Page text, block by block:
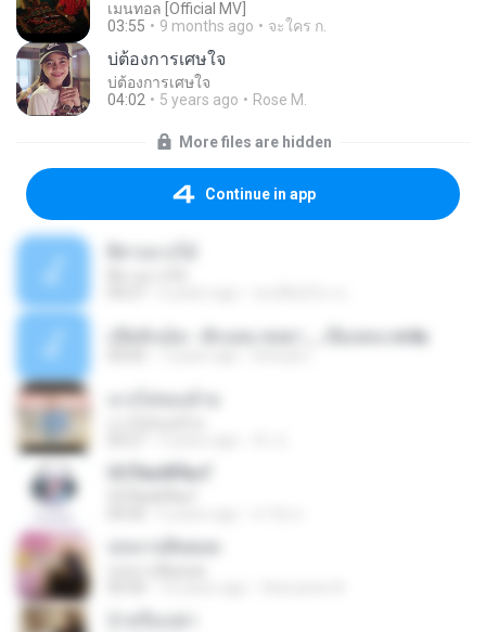
เมนทอล [Official MV]
03:55
9 months ago จะใคร ก.
บ่ต้องการเศษใจ
บ่ต้องการเศษใจ
04:02
5 years ago Rose M.
More files are hidden
Continue in app
บ่งึดจักเม็ด - ตั้กแตน ชลดา _ เนื้อเพลง.m4a
ОСЎаєФЎв»Г